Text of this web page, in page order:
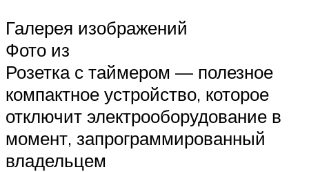
Галерея изображений
Фото из
Розетка с таймером — полезное
компактное устройство, которое
отключит электрооборудование в
момент, запрограммированный
владельцем